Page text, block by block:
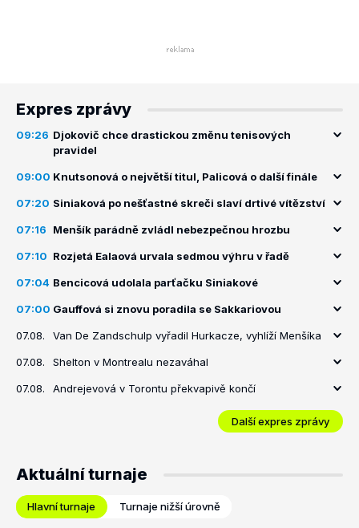
Expres zprávy
09:26 Djokovič chce drastickou změnu tenisových
pravidel
09:00 Knutsonová o největší titul, Palicová o další finále
07:20 Siniaková po nešťastné skreči slaví drtivé vítězství
07:16 Menšík parádně zvládl nebezpečnou hrozbu
07:10 Rozjetá Ealaová urvala sedmou výhru v řadě
07:04 Bencicová udolala parťačku Siniakové
07:00 Gauffová si znovu poradila se Sakkariovou
07.08. Van De Zandschulp vyřadil Hurkacze, vyhlíží Menšíka
07.08. Shelton v Montrealu nezaváhal
07.08. Andrejevová v Torontu překvapivě končí
Další expres zprávy
Aktuální turnaje
Hlavní turnaje Turnaje nižší úrovně